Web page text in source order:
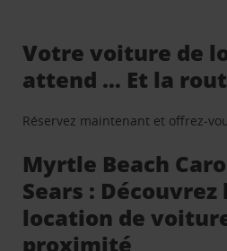
Votre voiture de
attend … Et la
Réservez maintenant et offrez-
Myrtle Beach
Sears :
location de
proximité